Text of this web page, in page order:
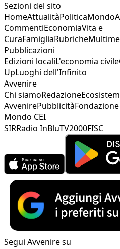
Sezioni del sito
HomeAttualitàPoliticaMondo
CommentiEconomiaVita e
CuraFamigliaRubriche
Pubblicazioni
Edizioni localiL'economia civile
UpLuoghi dell'Infinito
Avvenire
Chi siamoRedazione
AvvenirePubblicità
Mondo CEI
SIRRadio InBluTV2000FISC
Segui Avvenire su